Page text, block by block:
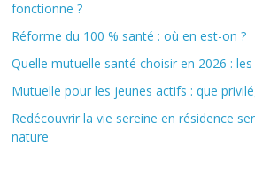
fonctionne ?
Réforme du 100 % santé : où en est-on ?
Quelle mutuelle santé choisir en 2026 :
Mutuelle pour les jeunes actifs : que
Redécouvrir la vie sereine en résidence
nature